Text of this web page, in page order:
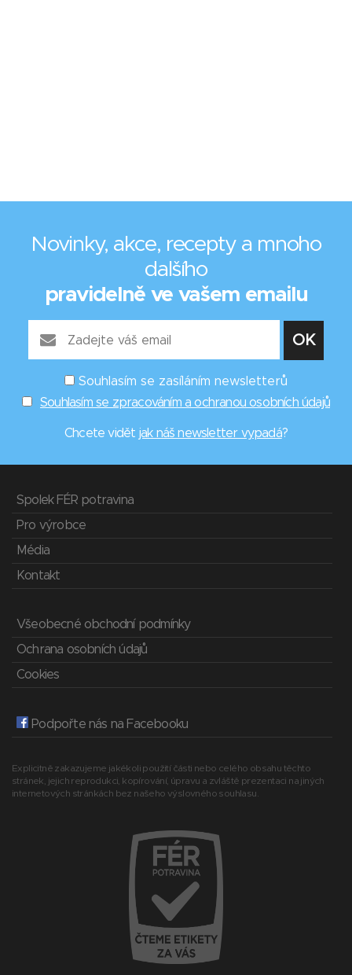
Novinky, akce, recepty a mnoho
dalšího
pravidelně ve vašem emailu
Souhlasím se zasíláním newsletterů
Souhlasím se zpracováním a ochranou osobních údajů
Chcete vidět jak náš newsletter vypadá?
Spolek FÉR potravina
Pro výrobce
Média
Kontakt
Všeobecné obchodní podmínky
Ochrana osobních údajů
Cookies
Podpořte nás na Facebooku
Explicitně zakazujeme jakékoli použití části nebo celého obsahu těchto
stránek, jejich reprodukci, kopírování, úpravu a zvláště prezentaci na jiných
internetových stránkách bez našeho výslovného souhlasu.